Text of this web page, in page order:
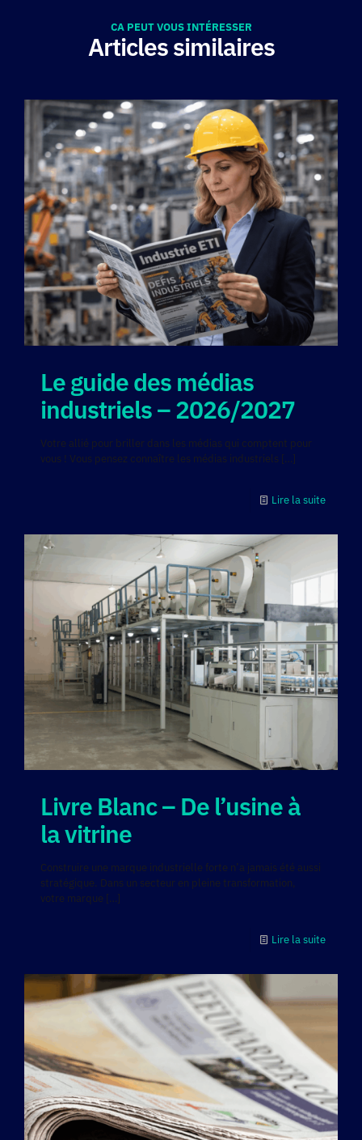
CA PEUT VOUS INTÉRESSER
Articles similaires
Le guide des médias
industriels – 2026/2027
Votre allié pour briller dans les médias qui comptent pour
vous ! Vous pensez connaître les médias industriels […]
Lire la suite
Livre Blanc – De l’usine à
la vitrine
Construire une marque industrielle forte n’a jamais été aussi
stratégique. Dans un secteur en pleine transformation,
votre marque […]
Lire la suite